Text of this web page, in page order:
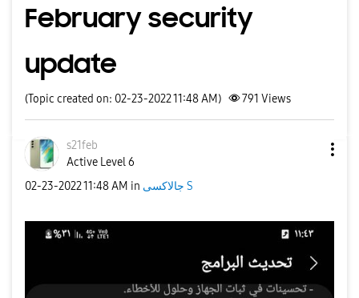
February security
update
(Topic created on: 02-23-2022 11:48 AM) 791 Views
s21feb
Active Level 6
‎02-23-202211:48 AM in جالاكسى S